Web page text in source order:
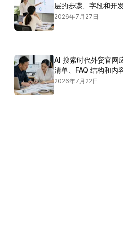
层的步骤、字段和开
2026年7月27日
AI 搜索时代外贸官网
清单、FAQ 结构和内
2026年7月22日